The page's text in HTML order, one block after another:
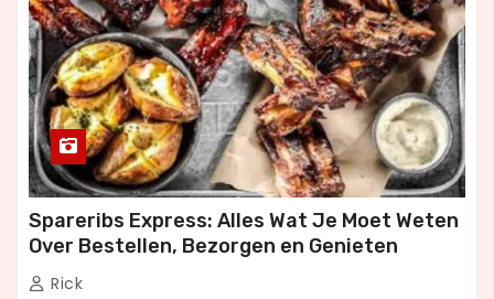
Spareribs Express: Alles Wat Je Moet Weten
Over Bestellen, Bezorgen en Genieten
Rick